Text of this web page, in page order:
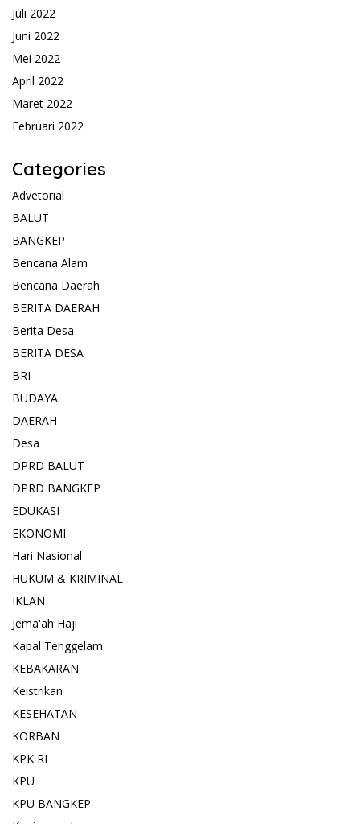
Juli 2022
Juni 2022
Mei 2022
April 2022
Maret 2022
Februari 2022
Categories
Advetorial
BALUT
BANGKEP
Bencana Alam
Bencana Daerah
BERITA DAERAH
Berita Desa
BERITA DESA
BRI
BUDAYA
DAERAH
Desa
DPRD BALUT
DPRD BANGKEP
EDUKASI
EKONOMI
Hari Nasional
HUKUM & KRIMINAL
IKLAN
Jema'ah Haji
Kapal Tenggelam
KEBAKARAN
Keistrikan
KESEHATAN
KORBAN
KPK RI
KPU
KPU BANGKEP